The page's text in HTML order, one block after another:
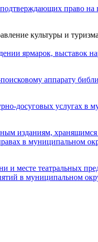
право на
культуры и
ярмарок, выставок
аппарату
досуговых услугах в
изданиям, хранящимся
в муниципальном
и месте театральных
в муниципальном